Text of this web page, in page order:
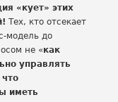
«кует» этих
Тех, кто отсекает
модель до
не «как
управлять
иметь